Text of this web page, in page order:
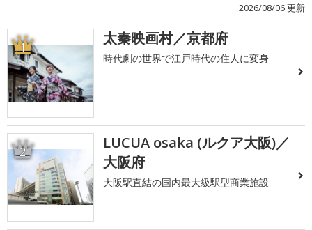
2026/08/06 更新
1 太秦映画村／京都府
時代劇の世界で江戸時代の住人に変身
2
LUCUA osaka (ルクア大阪)／
大阪府
大阪駅直結の国内最大級駅型商業施設